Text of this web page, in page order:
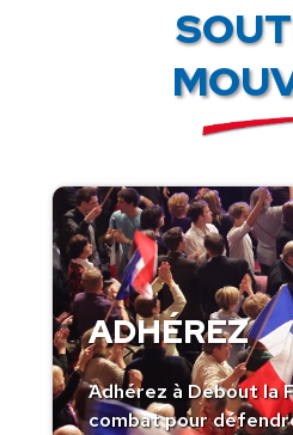
ADHÉREZ
Adhérez à Debout la
combat pour